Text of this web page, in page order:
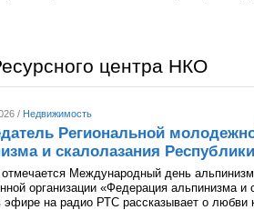
центра НКО
/ Недвижимость
Региональной
и скалолазания
отмечается Международный день
организации «Федерация альпинизма
эфире на радио РТС рассказывает о любви